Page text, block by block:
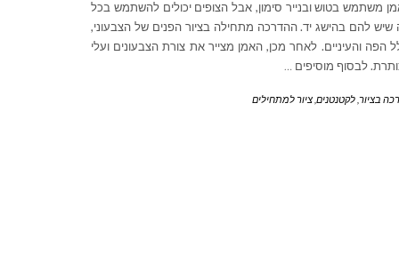
משתמש בטוש ובנייר סימון, אבל הצופים יכולים להשתמש בכל
שיש להם בהישג יד. ההדרכה מתחילה בציור הפנים של הצבעוני,
הפה והעיניים. לאחר מכן, האמן מצייר את צורת הצבעונים ועלי
לבסוף מוסיפים …
בציור לקטנטנים ציור למתחילים